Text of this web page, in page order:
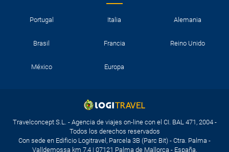
Portugal Italia Alemania
Brasil Francia Reino Unido
México Europa
Travelconcept S.L. - Agencia de viajes on-line con el CI. BAL 471, 2004 -
Todos los derechos reservados
Con sede en Edificio Logitravel, Parcela 3B (Parc Bit) - Ctra. Palma -
Valldemossa km 7,4 | 07121 Palma de Mallorca - España.